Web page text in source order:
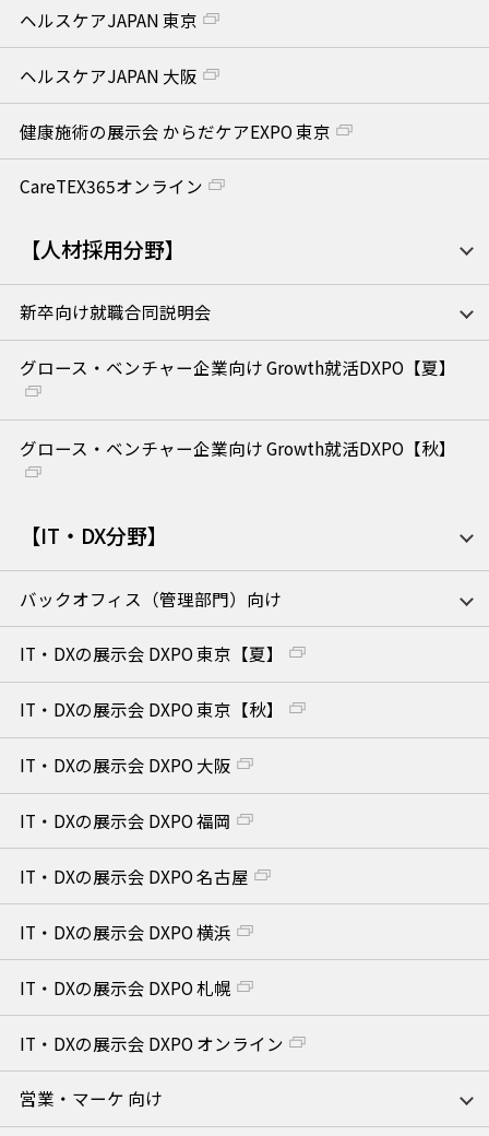
ヘルスケアJAPAN 東京
ヘルスケアJAPAN 大阪
健康施術の展示会 からだケアEXPO 東京
CareTEX365オンライン
【人材採用分野】
新卒向け就職合同説明会
グロース・ベンチャー企業向け Growth就活DXPO【夏】
グロース・ベンチャー企業向け Growth就活DXPO【秋】
【IT・DX分野】
バックオフィス（管理部門）向け
IT・DXの展示会 DXPO 東京【夏】
IT・DXの展示会 DXPO 東京【秋】
IT・DXの展示会 DXPO 大阪
IT・DXの展示会 DXPO 福岡
IT・DXの展示会 DXPO 名古屋
IT・DXの展示会 DXPO 横浜
IT・DXの展示会 DXPO 札幌
IT・DXの展示会 DXPO オンライン
営業・マーケ 向け